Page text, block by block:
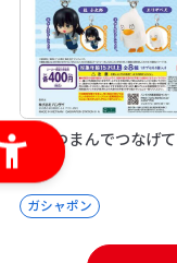
銀魂 つまんでつなげ
ガシャポン